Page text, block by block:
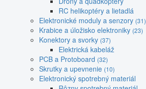
RC helikoptéry a lietadlá
Elektronické moduly a senzory (31)
Krabice a úložisko elektroniky (23)
Konektory a svorky (37)
Elektrická kabeláž
PCB a Protoboard (32)
Skrutky a upevnenie (10)
Elektronický spotrebný materiál